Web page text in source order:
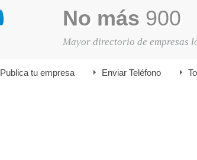
No más 900
Mayor directorio de empresas
Publica tu empresa Enviar Teléfono